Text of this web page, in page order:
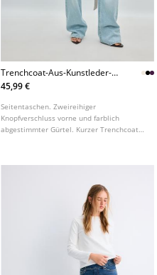
Trenchcoat-Aus-Kunstleder-
Mit-Stehkragen
45,99 €
Seitentaschen. Zweireihiger
Knopfverschluss vorne und farblich
abgestimmter Gürtel. Kurzer Trenchcoat
verschiedenen Farben erhältlich.